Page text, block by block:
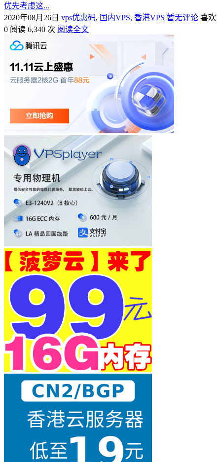
优先考虑这...
2020年08月26日 vps优惠码, 国内VPS, 香港VPS 暂无评论 喜欢
0 阅读 6,340 次 阅读全文